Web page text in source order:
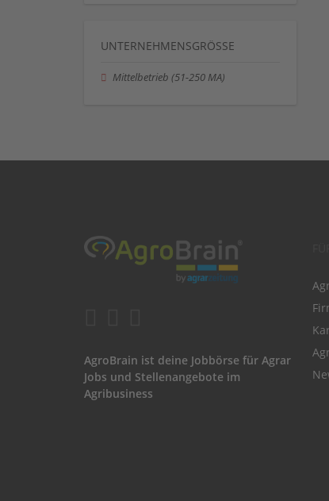
UNTERNEHMENSGRÖSSE
Mittelbetrieb (51-250 MA)
AgroBrain ist deine Jobbörse für Agrar
Jobs und Stellenangebote im
Agribusiness